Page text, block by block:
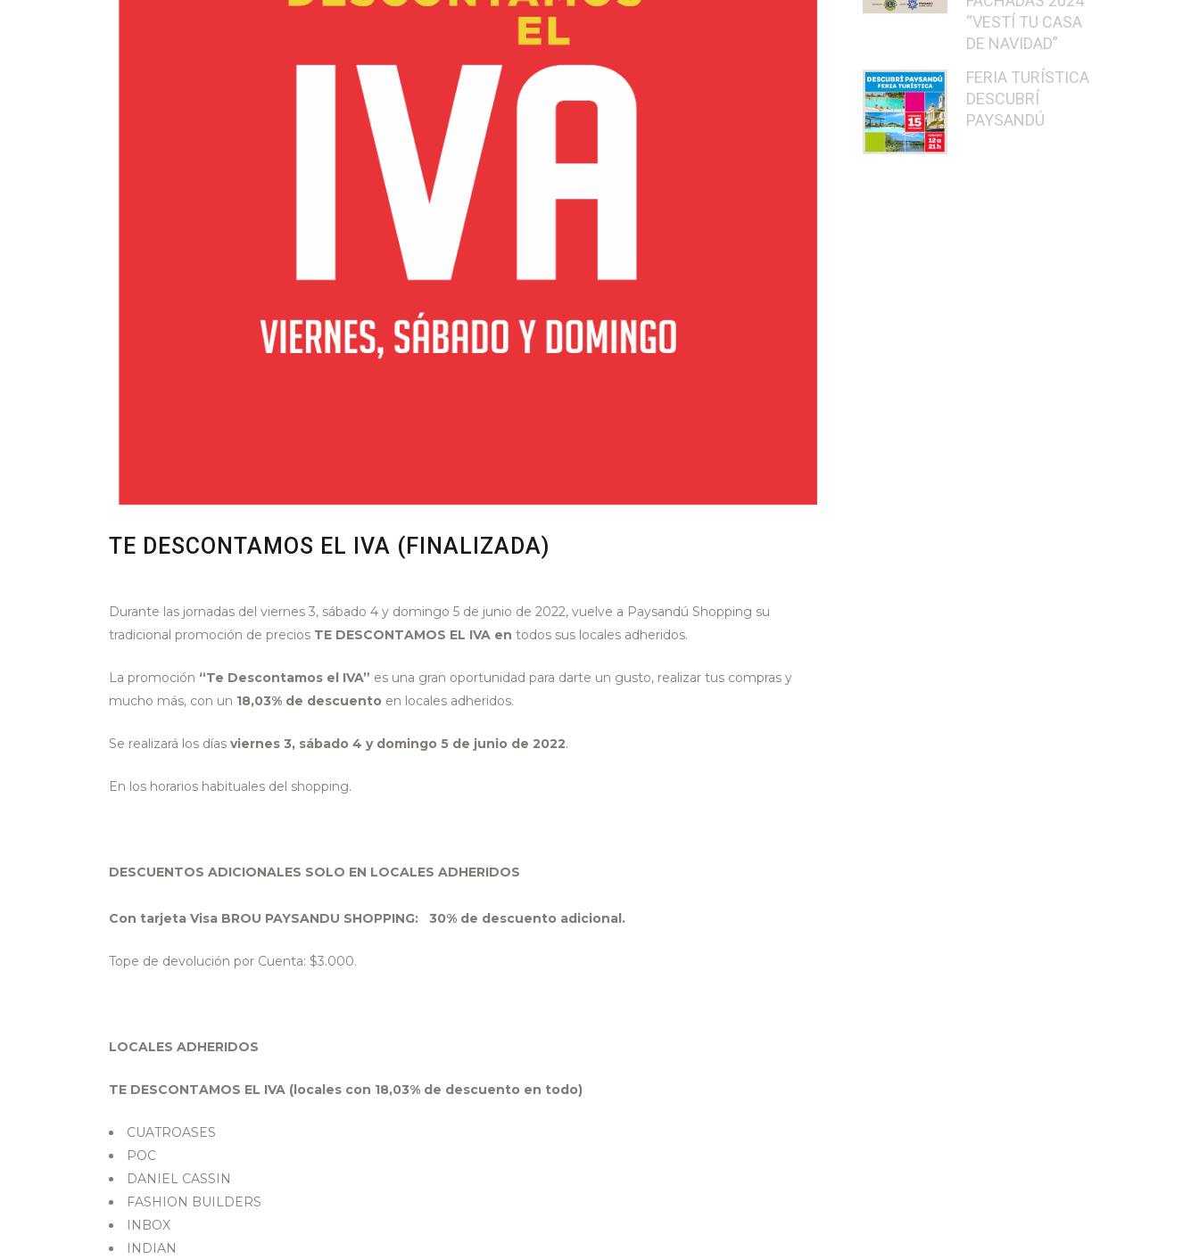
TE DESCONTAMOS EL IVA (FINALIZADA)
Durante las jornadas del viernes 3, sábado 4 y domingo 5 de junio de 2022, vuelve a Paysandú Shopping su
tradicional promoción de precios TE DESCONTAMOS EL IVA en todos sus locales adheridos.
La promoción “Te Descontamos el IVA” es una gran oportunidad para darte un gusto, realizar tus compras y
mucho más, con un 18,03% de descuento en locales adheridos.
Se realizará los días viernes 3, sábado 4 y domingo 5 de junio de 2022.
En los horarios habituales del shopping.
DESCUENTOS ADICIONALES SOLO EN LOCALES ADHERIDOS
Con tarjeta Visa BROU PAYSANDU SHOPPING: 30% de descuento adicional.
Tope de devolución por Cuenta: $3.000.
LOCALES ADHERIDOS
TE DESCONTAMOS EL IVA (locales con 18,03% de descuento en todo)
CUATROASES
POC
DANIEL CASSIN
FASHION BUILDERS
INBOX
INDIAN
“VESTÍ TU CASA
DE NAVIDAD”
FERIA TURÍSTICA
DESCUBRÍ
PAYSANDÚ